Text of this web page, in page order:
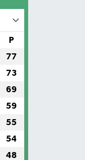
P
77
73
69
59
55
54
48